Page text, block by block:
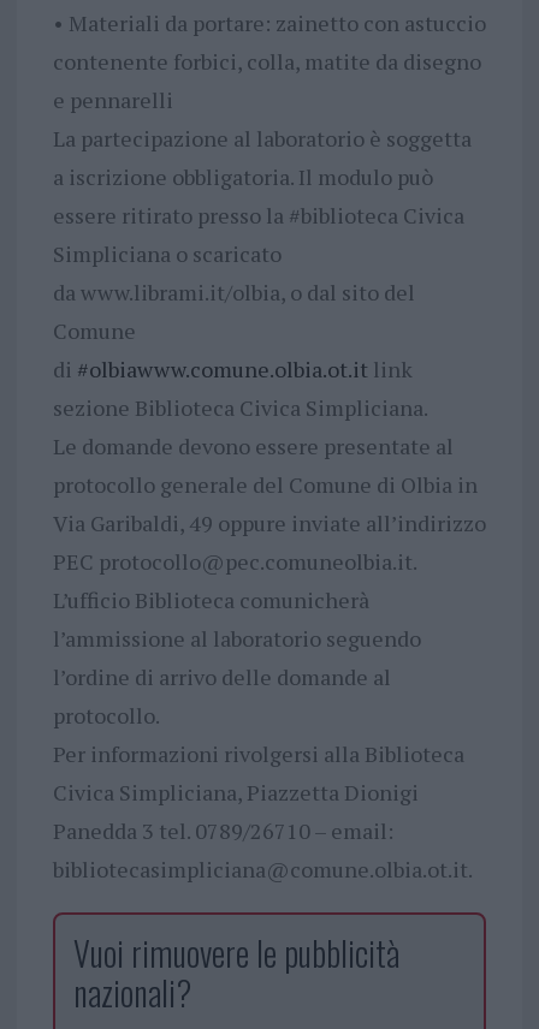
• Materiali da portare: zainetto con astuccio
contenente forbici, colla, matite da disegno
e pennarelli
La partecipazione al laboratorio è soggetta
a iscrizione obbligatoria. Il modulo può
essere ritirato presso la #biblioteca Civica
Simpliciana o scaricato
da www.librami.it/olbia, o dal sito del
Comune
di #olbiawww.comune.olbia.ot.it link
sezione Biblioteca Civica Simpliciana.
Le domande devono essere presentate al
protocollo generale del Comune di Olbia in
Via Garibaldi, 49 oppure inviate all’indirizzo
PEC protocollo@pec.comuneolbia.it.
L’ufficio Biblioteca comunicherà
l’ammissione al laboratorio seguendo
l’ordine di arrivo delle domande al
protocollo.
Per informazioni rivolgersi alla Biblioteca
Civica Simpliciana, Piazzetta Dionigi
Panedda 3 tel. 0789/26710 – email:
bibliotecasimpliciana@comune.olbia.ot.it.
Vuoi rimuovere le pubblicità
nazionali?